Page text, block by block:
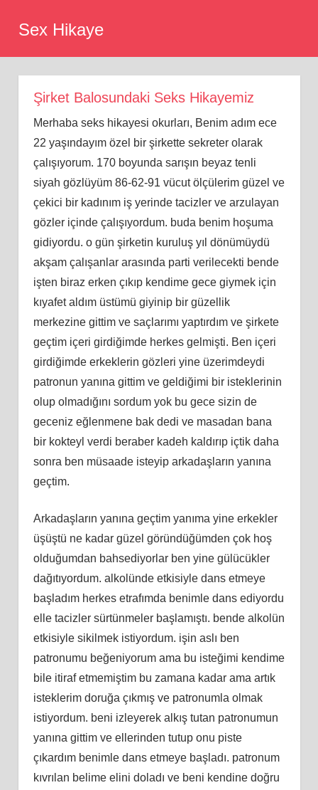
Sex Hikaye
Şirket Balosundaki Seks Hikayemiz
Merhaba seks hikayesi okurları, Benim adım ece
22 yaşındayım özel bir şirkette sekreter olarak
çalışıyorum. 170 boyunda sarışın beyaz tenli
siyah gözlüyüm 86-62-91 vücut ölçülerim güzel ve
çekici bir kadınım iş yerinde tacizler ve arzulayan
gözler içinde çalışıyordum. buda benim hoşuma
gidiyordu. o gün şirketin kuruluş yıl dönümüydü
akşam çalışanlar arasında parti verilecekti bende
işten biraz erken çıkıp kendime gece giymek için
kıyafet aldım üstümü giyinip bir güzellik
merkezine gittim ve saçlarımı yaptırdım ve şirkete
geçtim içeri girdiğimde herkes gelmişti. Ben içeri
girdiğimde erkeklerin gözleri yine üzerimdeydi
patronun yanına gittim ve geldiğimi bir isteklerinin
olup olmadığını sordum yok bu gece sizin de
geceniz eğlenmene bak dedi ve masadan bana
bir kokteyl verdi beraber kadeh kaldırıp içtik daha
sonra ben müsaade isteyip arkadaşların yanına
geçtim.
Arkadaşların yanına geçtim yanıma yine erkekler
üşüştü ne kadar güzel göründüğümden çok hoş
olduğumdan bahsediyorlar ben yine gülücükler
dağıtıyordum. alkolünde etkisiyle dans etmeye
başladım herkes etrafımda benimle dans ediyordu
elle tacizler sürtünmeler başlamıştı. bende alkolün
etkisiyle sikilmek istiyordum. işin aslı ben
patronumu beğeniyorum ama bu isteğimi kendime
bile itiraf etmemiştim bu zamana kadar ama artık
isteklerim doruğa çıkmış ve patronumla olmak
istiyordum. beni izleyerek alkış tutan patronumun
yanına gittim ve ellerinden tutup onu piste
çıkardım benimle dans etmeye başladı. patronum
kıvrılan belime elini doladı ve beni kendine doğru